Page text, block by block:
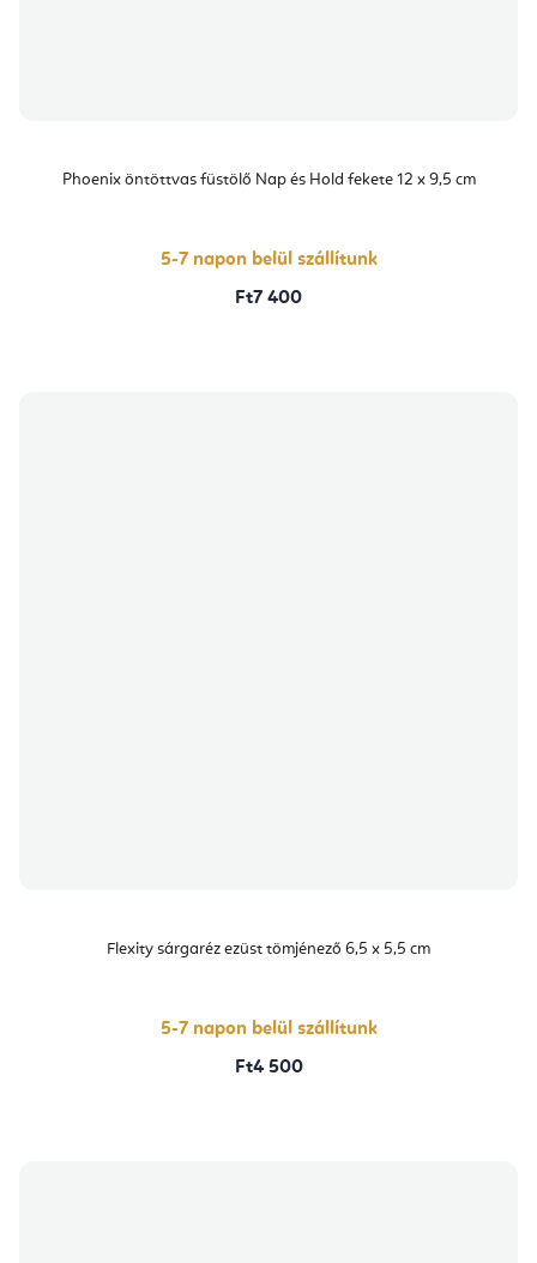
Phoenix öntöttvas füstölő Nap és Hold fekete 12 x 9,5 cm
5-7 napon belül szállítunk
Ft7 400
Flexity sárgaréz ezüst tömjénező 6,5 x 5,5 cm
5-7 napon belül szállítunk
Ft4 500